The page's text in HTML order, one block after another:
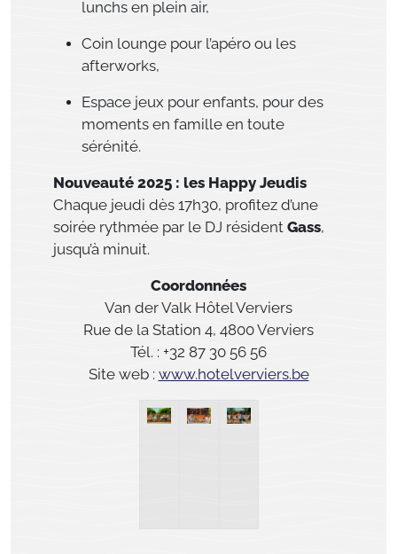
lunchs en plein air,
Coin lounge pour l’apéro ou les
afterworks,
Espace jeux pour enfants, pour des
moments en famille en toute
sérénité.
Nouveauté 2025 : les Happy Jeudis
Chaque jeudi dès 17h30, profitez d’une
soirée rythmée par le DJ résident Gass,
jusqu’à minuit.
Coordonnées
Van der Valk Hôtel Verviers
Rue de la Station 4, 4800 Verviers
Tél. : +32 87 30 56 56
Site web : www.hotelverviers.be